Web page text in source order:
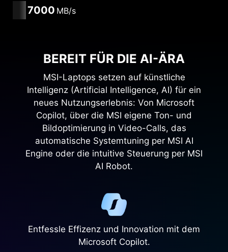
7000 MB/s
BEREIT FÜR DIE AI-ÄRA
MSI-Laptops setzen auf künstliche
Intelligenz (Artificial Intelligence, AI) für ein
neues Nutzungserlebnis: Von Microsoft
Copilot, über die MSI eigene Ton- und
Bildoptimierung in Video-Calls, das
automatische Systemtuning per MSI AI
Engine oder die intuitive Steuerung per MSI
AI Robot.
Entfessle Effizenz und Innovation mit dem
Microsoft Copilot.